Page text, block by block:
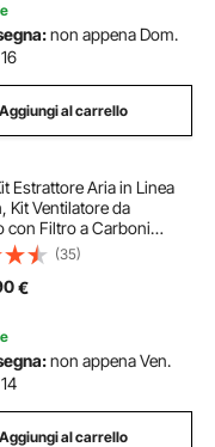
non appena Dom.
Aggiungi al carrello
Estrattore Aria in Linea
Kit Ventilatore da
con Filtro a Carboni
EC 152,4 mm, 10
Controllo PWM
Timer, per Giardinaggio
(35)
€
non appena Ven.
Aggiungi al carrello